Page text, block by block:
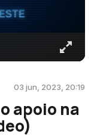
03 jun, 2023, 20:19
apoio na